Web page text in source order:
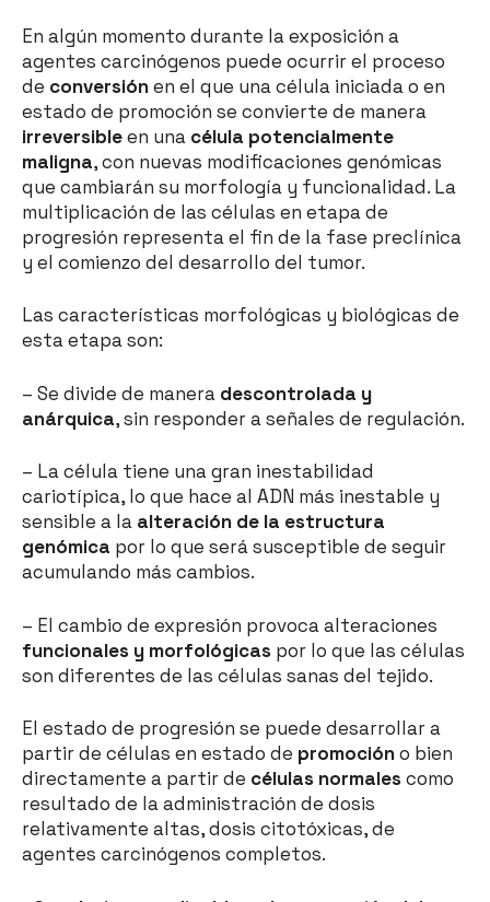
En algún momento durante la exposición a
agentes carcinógenos puede ocurrir el proceso
de conversiónen el que una célula iniciada o en
estado de promoción se convierte de manera
irreversibleen una célula potencialmente
maligna, con nuevas modificaciones genómicas
que cambiarán su morfología y funcionalidad. La
multiplicación de las células en etapa de
progresión representa el fin de la fase preclínica
y el comienzo del desarrollo del tumor.
Las características morfológicas y biológicas de
esta etapa son:
– Se divide de manera descontrolada y
anárquica, sin responder a señales de regulación.
– La célula tiene una gran inestabilidad
cariotípica, lo que hace al ADN más inestable y
sensible a la alteración de la estructura
genómica por lo que será susceptible de seguir
acumulando más cambios.
– El cambio de expresión provoca alteraciones
funcionales y morfológicas por lo que las células
son diferentes de las células sanas del tejido.
El estado de progresión se puede desarrollar a
partir de células en estado de promocióno bien
directamente a partir de células normales como
resultado de la administración de dosis
relativamente altas, dosis citotóxicas, de
agentes carcinógenos completos.